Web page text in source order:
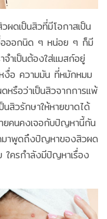
ผดเป็นสิวที่มีโอกาสเป็น
อออกนิด ๆ หน่อย ๆ ก็มี
จำเป็นต้องใส่แมสก์อยู่
งื่อ ความมัน ที่หมักหมม
หรือว่าเป็นสิวจากการแพ้
สิวรักษาให้หายขาดได้
ยคนคงเจอกับปัญหานี้กัน
กมาพูดถึงปัญหาของสิวผด
ใครกำลังมีปัญหาเรื่อง